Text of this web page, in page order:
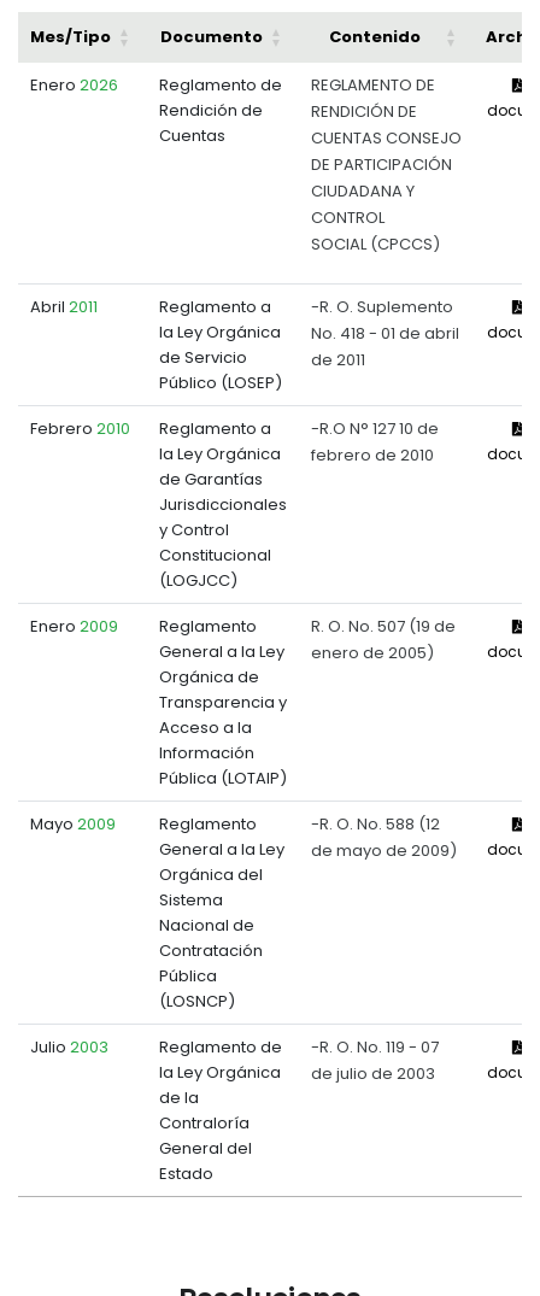
Mes/Tipo Documento Contenido
Enero 2026
Reglamento de
Rendición de
Cuentas
REGLAMENTO DE
RENDICIÓN DE
CUENTAS CONSEJO
DE PARTICIPACIÓN
CIUDADANA Y
CONTROL
SOCIAL (CPCCS)
Abril 2011
Reglamento a
la Ley Orgánica
de Servicio
Público (LOSEP)
-R. O. Suplemento
No. 418 - 01 de abril
de 2011
Febrero 2010
Reglamento a
la Ley Orgánica
de Garantías
Jurisdiccionales
y Control
Constitucional
(LOGJCC)
-R.O N° 127 10 de
febrero de 2010
Enero 2009
Reglamento
General a la Ley
Orgánica de
Transparencia y
Acceso a la
Información
Pública (LOTAIP)
R. O. No. 507 (19 de
enero de 2005)
Mayo 2009
Reglamento
General a la Ley
Orgánica del
Sistema
Nacional de
Contratación
Pública
(LOSNCP)
-R. O. No. 588 (12
de mayo de 2009)
Julio 2003
Reglamento de
la Ley Orgánica
de la
Contraloría
General del
Estado
-R. O. No. 119 - 07
de julio de 2003